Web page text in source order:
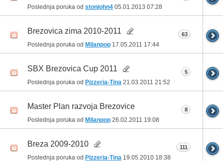
Poslednja poruka od stonjohn4 05.01.2013 07:28
Brezovica zima 2010-2011
Poslednja poruka od Milanpop 17.05.2011 17:44
63
SBX Brezovica Cup 2011
Poslednja poruka od Pizzeria-Tina 21.03.2011 21:52
5
Master Plan razvoja Brezovice
Poslednja poruka od Milanpop 26.02.2011 19:08
8
Breza 2009-2010
Poslednja poruka od Pizzeria-Tina 19.05.2010 18:38
111